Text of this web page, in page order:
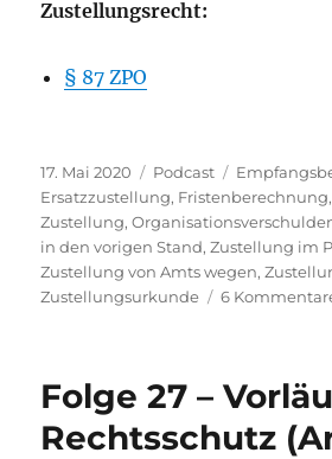
Zustellungsrecht:
§ 87 ZPO
Veröffentlicht
am
17. Mai 2020 Kategorien
Podcast
Ersatzzustellung, Fristenberechnung
Zustellung,
in den vorigen Stand,Zustellung im
Zustellung von Amts wegen,
Zustellungsurkunde
6
Folge 27 –
Rechtsschutz